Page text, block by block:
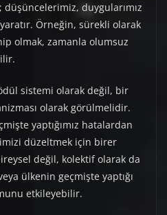
düşüncelerimiz, duygularımız
Örneğin, sürekli olarak
olmak, zamanla olumsuz
sistemi olarak değil, bir
olarak görülmelidir.
yaptığımız hatalardan
düzeltmek için birer
değil, kolektif olarak da
ülkenin geçmişte yaptığı
etkileyebilir.